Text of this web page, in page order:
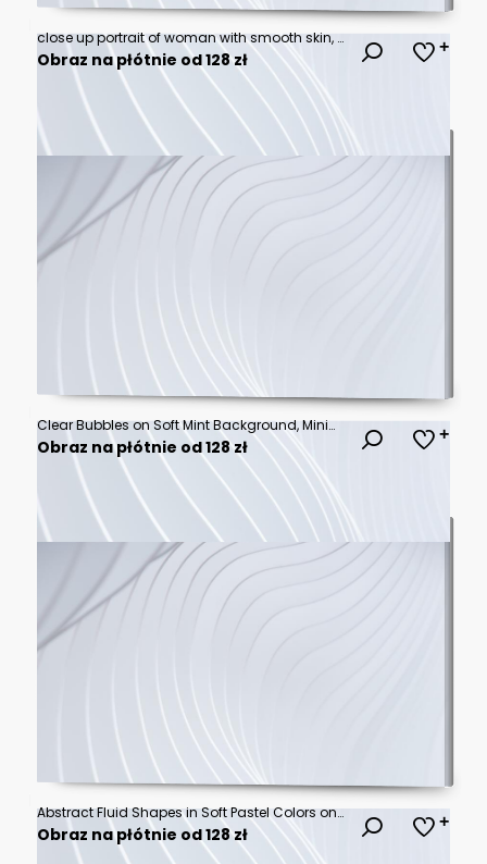
close up portrait of woman with smooth skin, bright blue eyes, and gentle smile against light blue background, showcasing beauty and confidence
Obraz na płótnie od 128 zł
Clear Bubbles on Soft Mint Background, Minimalist Aesthetic, Perfect for Fresh Products and Clean Design
Obraz na płótnie od 128 zł
Abstract Fluid Shapes in Soft Pastel Colors on a Smooth Mint Green Background
Obraz na płótnie od 128 zł